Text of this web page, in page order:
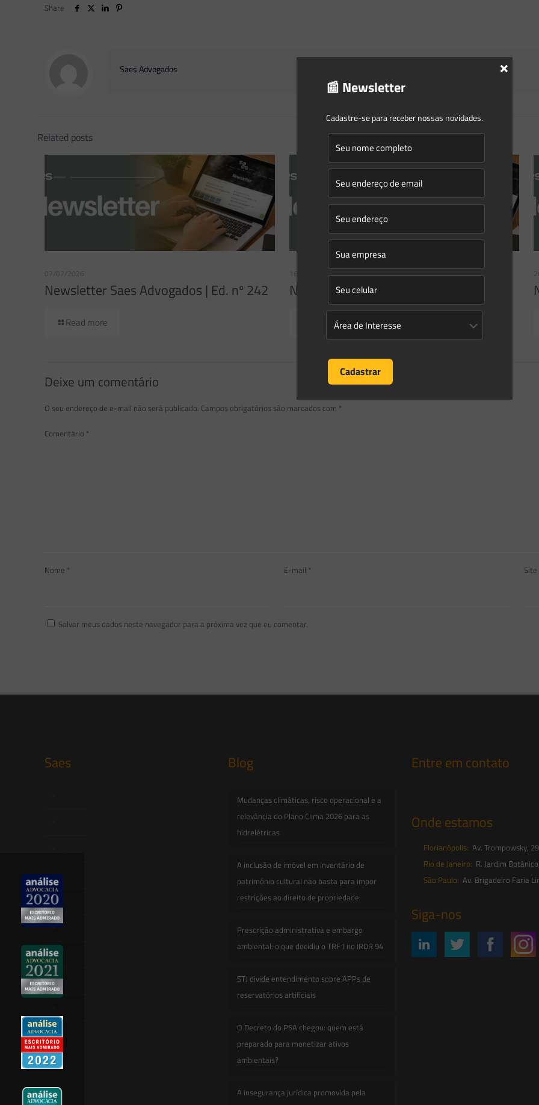
Share
Saes Advogados
Related posts
07/07/2026
Newsletter Saes Advogados | Ed. nº 242
Read more
Newsletter Saes Advogados | Ed. nº 241
Read more
Deixe um comentário
O seu endereço de e-mail não será publicado. Campos obrigatórios são marcados com *
Comentário *
Nome * E-mail * Site
Salvar meus dados neste navegador para a próxima vez que eu comentar.
Saes Blog
Mudanças climáticas, risco operacional e a
relevância do Plano Clima 2026 para as
hidrelétricas
A inclusão de imóvel em inventário de
patrimônio cultural não basta para impor
restrições ao direito de propriedade:
Prescrição administrativa e embargo
ambiental: o que decidiu o TRF1 no IRDR 94
STJ divide entendimento sobre APPs de
reservatórios artificiais
O Decreto do PSA chegou: quem está
preparado para monetizar ativos
ambientais?
A insegurança jurídica promovida pela
Entre em contato
Onde estamos
Florianópolis: Av. Trompowsky,
Rio de Janeiro: R. Jardim
São Paulo: Av. Brigadeiro Faria
Siga-nos
📰 Newsletter
Cadastre-se para receber nossas novidades.
×